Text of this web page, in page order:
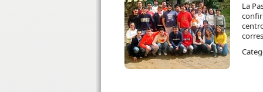
La